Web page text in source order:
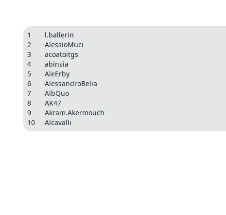
1 l.ballerin
2 AlessioMuci
3 acoatoitgs
4 abinsia
5 AleErby
6 AlessandroBelia
7 AlbQuo
8 AK47
9 Akram.Akermouch
10 Alcavalli